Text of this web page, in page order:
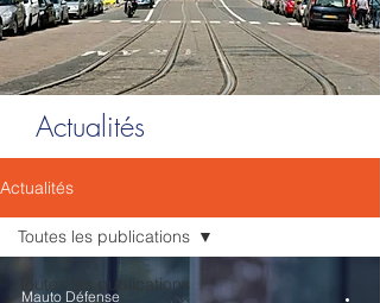
Actualités
Actualités
Toutes les publications
Toutes les publications
Mauto Défense